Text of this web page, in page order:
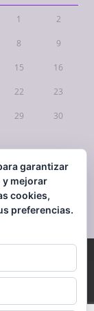
1 2
8 9
15 16
22 23
29 30
LEGAL
garantizar
y mejorar
cookies,
preferencias.